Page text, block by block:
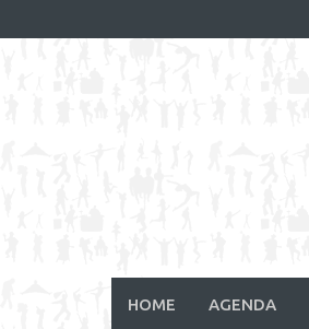
to
HOME AGENDA